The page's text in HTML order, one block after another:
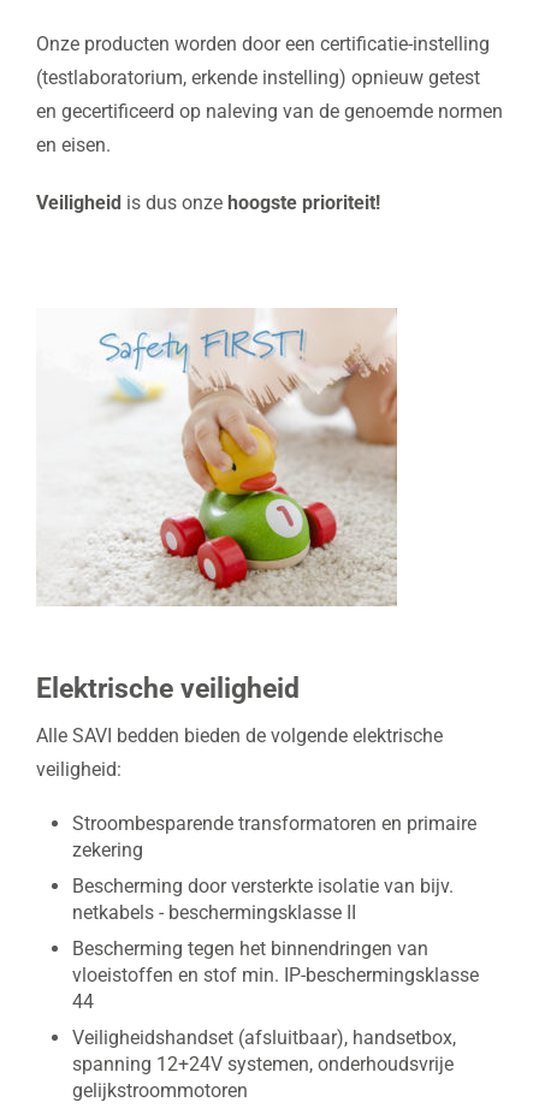
Onze producten worden door een certificatie-instelling
(testlaboratorium, erkende instelling) opnieuw getest
en gecertificeerd op naleving van de genoemde normen
en eisen.
Veiligheid is dus onze hoogste prioriteit!
Elektrische veiligheid
Alle SAVI bedden bieden de volgende elektrische
veiligheid:
Stroombesparende transformatoren en primaire
zekering
Bescherming door versterkte isolatie van bijv.
netkabels - beschermingsklasse II
Bescherming tegen het binnendringen van
vloeistoffen en stof min. IP-beschermingsklasse
44
Veiligheidshandset (afsluitbaar), handsetbox,
spanning 12+24V systemen, onderhoudsvrije
gelijkstroommotoren